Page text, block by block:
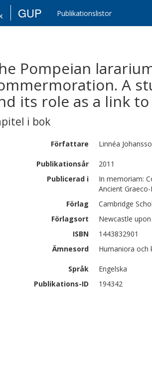
GUP Publikationslistor
Pompeian
A
its role as a link
i bok
Författare Linnéa
Publikationsår
2011
Publicerad i
In memoriam:
Ancient
Förlag
Cambridge
Förlagsort
Newcastle
ISBN
1443832901
Ämnesord
Humaniora
Språk
Engelska
Publikations-ID
194342